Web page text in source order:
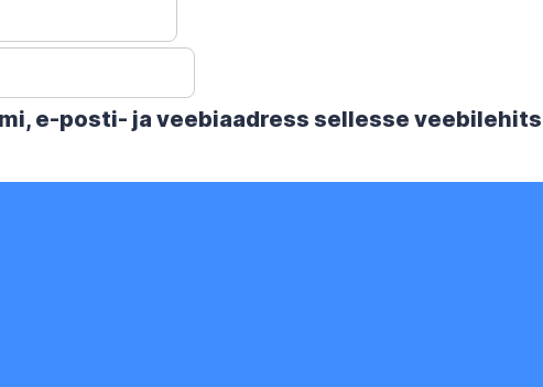
e-posti- ja veebiaadress sellesse